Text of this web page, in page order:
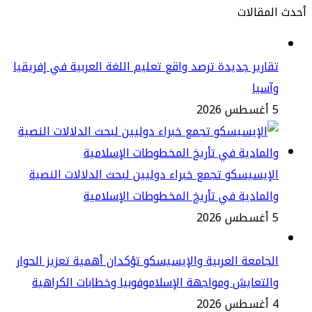
جديدة ترصد واقع تعليم اللغة العربية في إفريقيا
تجمع خبراء دوليين لبحث الدلالات النصية
في تأريخ المخطوطات الإسلامية
العربية والإيسيسكو تؤكدان أهمية تعزيز الحوار
ومواجهة الإسلاموفوبيا وخطابات الكراهية